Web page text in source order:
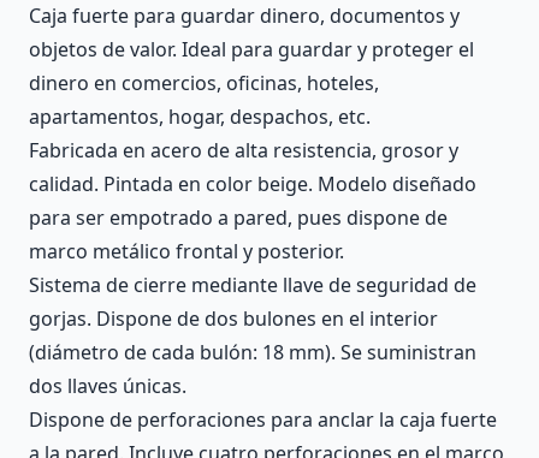
Caja fuerte para guardar dinero, documentos y
objetos de valor. Ideal para guardar y proteger el
dinero en comercios, oficinas, hoteles,
apartamentos, hogar, despachos, etc.
Fabricada en acero de alta resistencia, grosor y
calidad. Pintada en color beige. Modelo diseñado
para ser empotrado a pared, pues dispone de
marco metálico frontal y posterior.
Sistema de cierre mediante llave de seguridad de
gorjas. Dispone de dos bulones en el interior
(diámetro de cada bulón: 18 mm). Se suministran
dos llaves únicas.
Dispone de perforaciones para anclar la caja fuerte
a la pared. Incluye cuatro perforaciones en el marco